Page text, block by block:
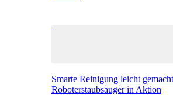
Smarte Reinigung leicht
Roboterstaubsauger in Aktion